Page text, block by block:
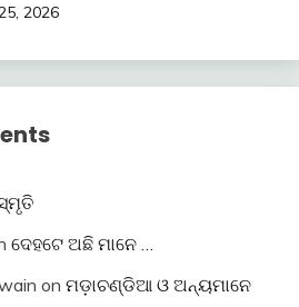
2026
ଦେହଟେ ଅଛି ମାନେ …
on ମଡ଼ାଚଣ୍ଡିଆ ଓ ଅନ୍ୟମାନେ